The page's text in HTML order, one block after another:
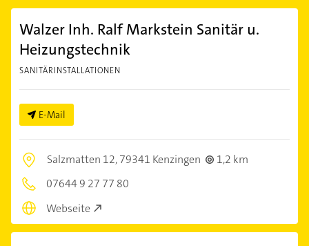
Walzer Inh. Ralf Markstein Sanitär u.
Heizungstechnik
SANITÄRINSTALLATIONEN
E-Mail
Salzmatten 12,79341 Kenzingen
1,2 km
07644 9 27 77 80
Webseite